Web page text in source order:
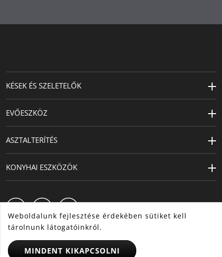
tűzhelyekhez
Kapacitás (l)
1.7
Tervező
KÉSEK ÉS SZELETELŐK
EVŐESZKÖZ
ASZTALTERÍTÉS
KONYHAI ESZKÖZÖK
Weboldalunk fejlesztése érdekében sütiket kell
tárolnunk látogatóinkról.
MINDENT KIKAPCSOLNI